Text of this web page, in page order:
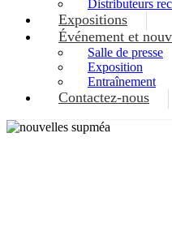
Distributeurs
Expositions
Événement et
Salle de presse
Exposition
Entraînement
Contactez-nous